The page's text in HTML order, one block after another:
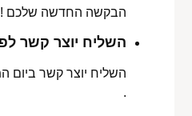
הבקשה החדשה שלכם !
השליח יוצר קשר
השליח יוצר קשר ביום
.